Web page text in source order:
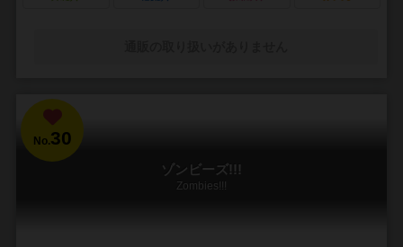
No.30
ゾンビーズ!!!
Zombies!!!